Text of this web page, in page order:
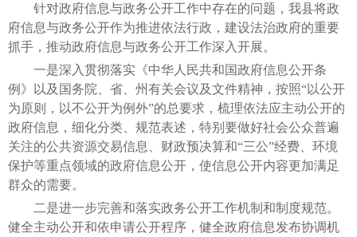
针对政府信息与政务公开工作中存在的问题，我县将政
府信息与政务公开作为推进依法行政，建设法治政府的重要
抓手，推动政府信息与政务公开工作深入开展。
一是深入贯彻落实《中华人民共和国政府信息公开条
例》以及国务院、省、州有关会议及文件精神，按照“以公开
为原则，以不公开为例外”的总要求，梳理依法应主动公开的
政府信息，细化分类、规范表述，特别要做好社会公众普遍
关注的公共资源交易信息、财政预决算和“三公”经费、环境
保护等重点领域的政府信息公开，使信息公开内容更加满足
群众的需要。
二是进一步完善和落实政务公开工作机制和制度规范。
健全主动公开和依申请公开程序，健全政府信息发布协调机